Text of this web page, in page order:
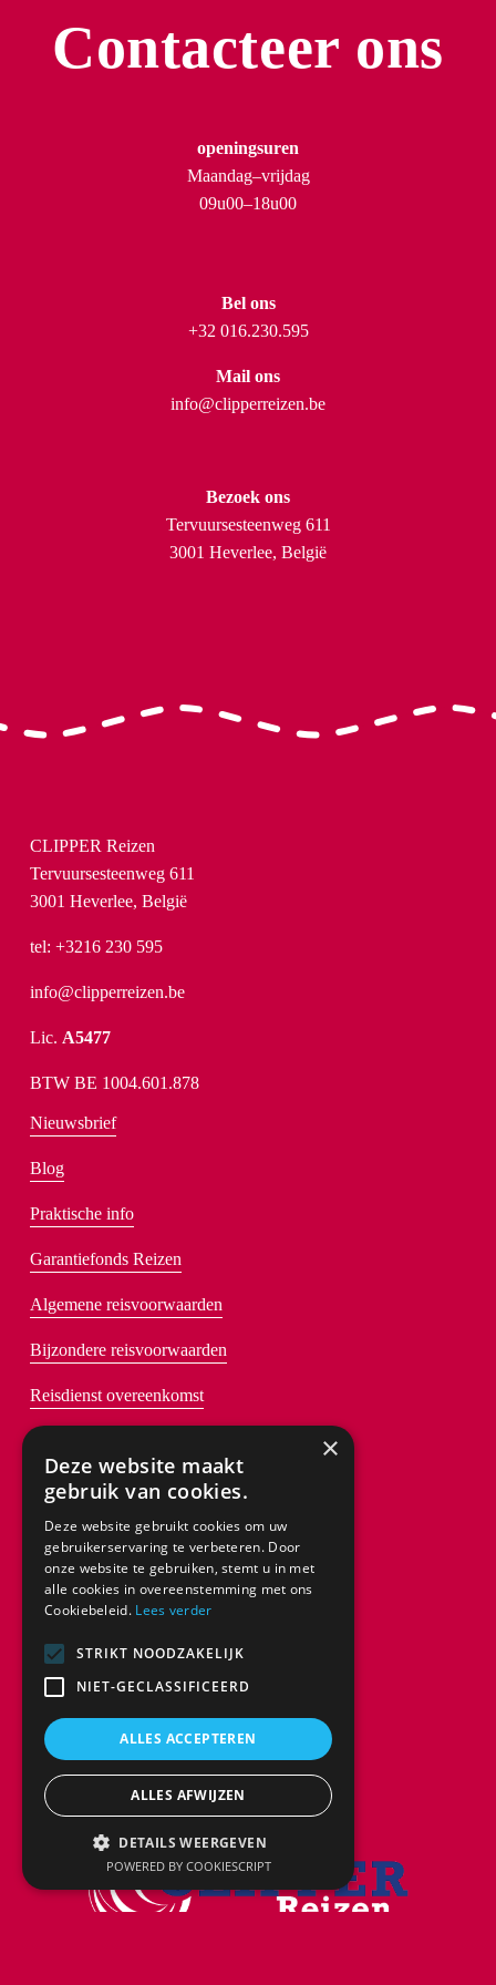
Contacteer ons
openingsuren
Maandag–vrijdag
09u00–18u00
Bel ons
+32 016.230.595
Mail ons
info@clipperreizen.be
Bezoek ons
Tervuursesteenweg 611
3001 Heverlee, België
CLIPPER Reizen
Tervuursesteenweg 611
3001 Heverlee, België
tel: +3216 230 595
info@clipperreizen.be
Lic. A5477
BTW BE 1004.601.878
Nieuwsbrief
Blog
Praktische info
Garantiefonds Reizen
Algemene reisvoorwaarden
Bijzondere reisvoorwaarden
Reisdienst overeenkomst
×
Deze website maakt
gebruik van cookies.
Deze website gebruikt cookies om uw
gebruikerservaring te verbeteren. Door
onze website te gebruiken, stemt u in met
alle cookies in overeenstemming met ons
Cookiebeleid. Lees verder
STRIKT NOODZAKELIJK
NIET-GECLASSIFICEERD
ALLES ACCEPTEREN
ALLES AFWIJZEN
DETAILS WEERGEVEN
POWERED BY COOKIESCRIPT